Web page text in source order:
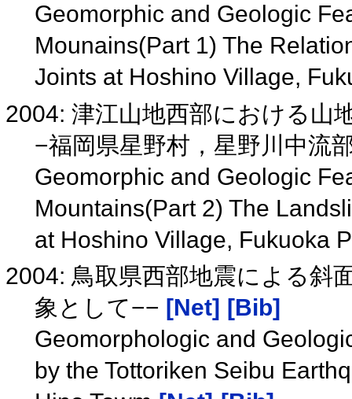
Geomorphic and Geologic
Mounains(Part 1) The
Joints at Hoshino Village,
2004: 津江山地西部における山
−福岡県星野村，星野川中流
Geomorphic and Geologic
Mountains(Part 2) The
at Hoshino Village, Fukuoka
2004: 鳥取県西部地震による斜
象として−− [Net] [Bib]
Geomorphologic and
by the Tottoriken Seibu